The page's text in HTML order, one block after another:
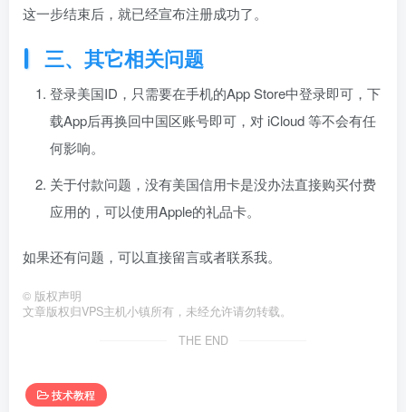
这一步结束后，就已经宣布注册成功了。
三、其它相关问题
登录美国ID，只需要在手机的App Store中登录即可，下
载App后再换回中国区账号即可，对 iCloud 等不会有任
何影响。
关于付款问题，没有美国信用卡是没办法直接购买付费
应用的，可以使用Apple的礼品卡。
如果还有问题，可以直接留言或者联系我。
© 版权声明
文章版权归VPS主机小镇所有，未经允许请勿转载。
THE END
技术教程